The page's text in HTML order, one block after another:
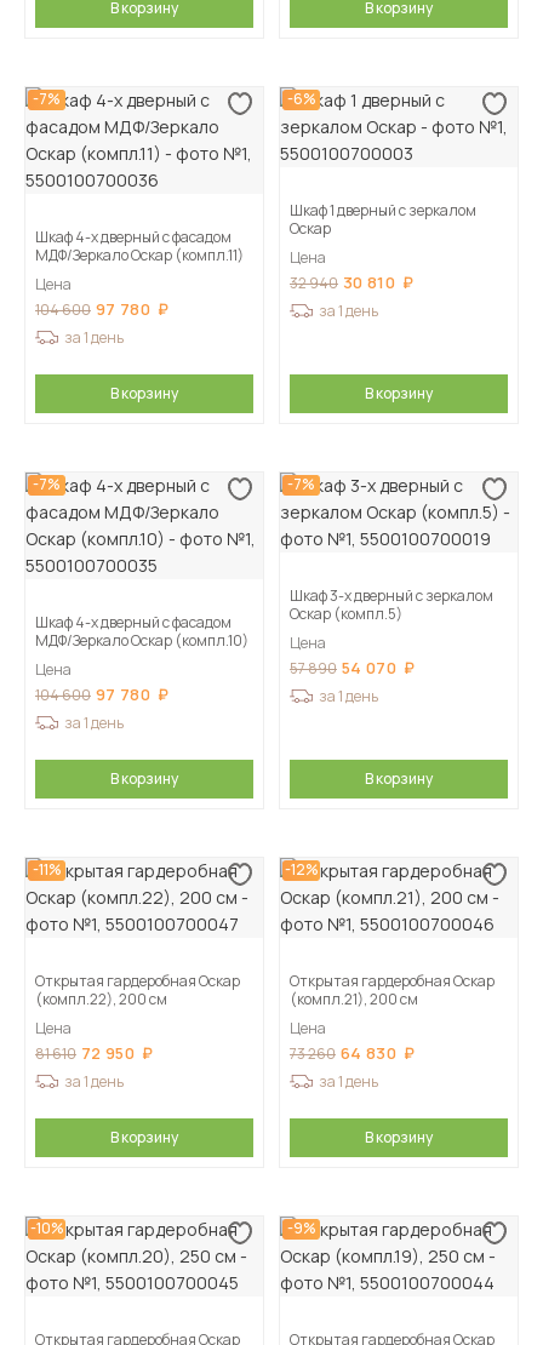
В корзину В корзину
-7%
Шкаф 4-х дверный с фасадом
МДФ/Зеркало Оскар (компл.11)
Цена
104 600 97 780
за 1 день
В корзину
-6%
Шкаф 1 дверный с зеркалом
Оскар
Цена
32 940 30 810
за 1 день
В корзину
-7%
Шкаф 4-х дверный с фасадом
МДФ/Зеркало Оскар (компл.10)
Цена
104 600 97 780
за 1 день
В корзину
-7%
Шкаф 3-х дверный с зеркалом
Оскар (компл.5)
Цена
57 890 54 070
за 1 день
В корзину
-11%
Открытая гардеробная Оскар
(компл.22), 200 см
Цена
81 610 72 950
за 1 день
В корзину
-12%
Открытая гардеробная Оскар
(компл.21), 200 см
Цена
73 260 64 830
за 1 день
В корзину
-10%
Открытая гардеробная Оскар
-9%
Открытая гардеробная Оскар